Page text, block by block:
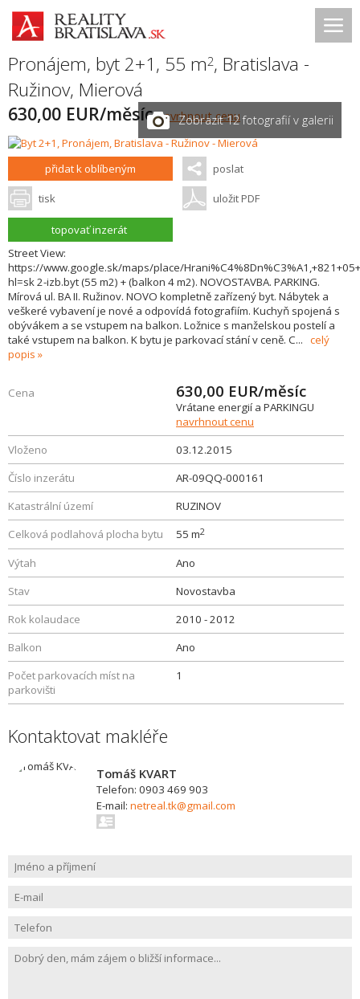
Pronájem, byt 2+1, 55 m2, Bratislava -
Ružinov, Mierová
630,00 EUR/měsícnavrhnout cenu
Zobrazit 12 fotografií v galerii
přidat k oblíbeným poslat
tisk uložit PDF
topovať inzerát
Street View:
https://www.google.sk/maps/place/
hl=sk 2-izb.byt (55 m2) + (balkon 4 m2). NOVOSTAVBA. PARKING.
Mírová ul. BA II. Ružinov. NOVO kompletně zařízený byt. Nábytek a
veškeré vybavení je nové a odpovídá fotografiím. Kuchyň spojená s
obývákem a se vstupem na balkon. Ložnice s manželskou postelí a
také vstupem na balkon. K bytu je parkovací stání v ceně. C... celý
popis
Cena 630,00 EUR/měsíc
Vrátane energií a PARKINGU
navrhnout cenu
Vloženo
03.12.2015
Číslo inzerátu
AR-09QQ-000161
Katastrální území
RUZINOV
Celková podlahová plocha bytu
55 m2
Výtah
Ano
Stav
Novostavba
Rok kolaudace
2010 - 2012
Balkon
Ano
Počet parkovacích míst na
parkovišti
1
Kontaktovat makléře
Tomáš KVART
Telefon: 0903 469 903
E-mail: netreal.tk@gmail.com